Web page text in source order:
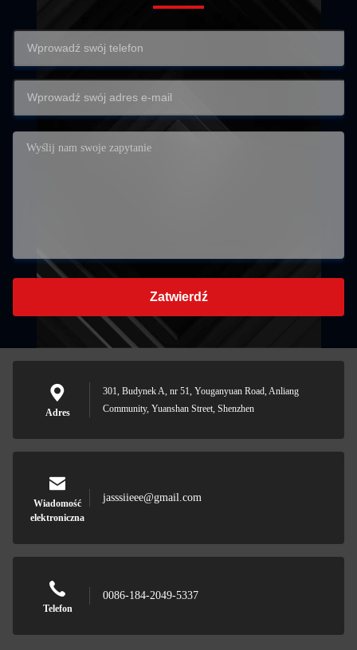
Zatwierdź
Adres
301, Budynek A, nr 51, Youganyuan Road, Anliang
Community, Yuanshan Street, Shenzhen
Wiadomość
elektroniczna
jasssiieee@gmail.com
Telefon
0086-184-2049-5337